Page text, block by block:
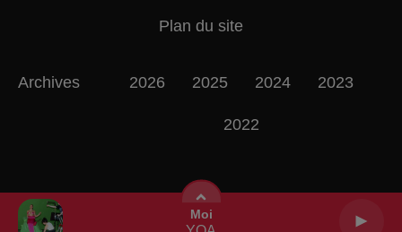
Moi
Plan du site
Archives 2026 2025 2024 2023
2022